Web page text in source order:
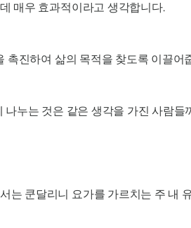
매우 효과적이라고 생각합니다.
촉진하여 삶의 목적을 찾도록 이끌어
누는 것은 같은 생각을 가진 사람
쿤달리니 요가를 가르치는 주 내